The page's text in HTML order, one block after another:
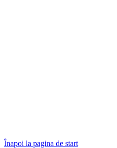
Înapoi la pagina de start